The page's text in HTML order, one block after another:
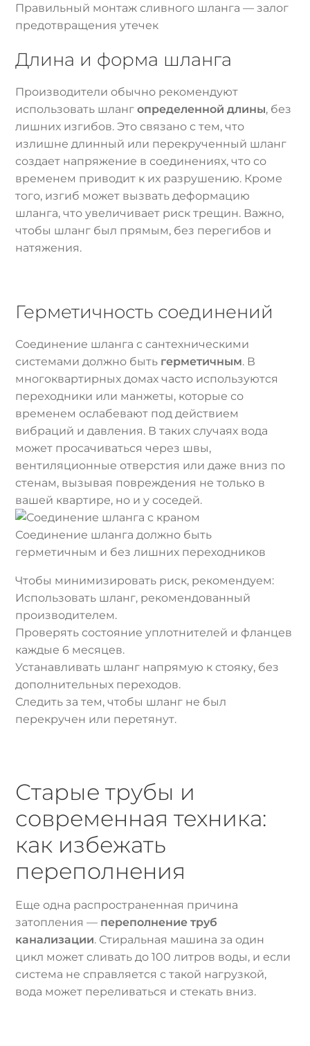
Правильный монтаж сливного шланга — залог
предотвращения утечек
Длина и форма шланга
Производители обычно рекомендуют
использовать шлангопределенной длины, без
лишних изгибов. Это связано с тем, что
излишне длинный или перекрученный шланг
создает напряжение в соединениях, что со
временем приводит к их разрушению. Кроме
того, изгиб может вызвать деформацию
шланга, что увеличивает риск трещин. Важно,
чтобы шланг был прямым, без перегибов и
натяжения.
Герметичность соединений
Соединение шланга с сантехническими
системами должно быть герметичным. В
многоквартирных домах часто используются
переходники или манжеты, которые со
временем ослабевают под действием
вибраций и давления. В таких случаях вода
может просачиваться через швы,
вентиляционные отверстия или даже вниз по
стенам, вызывая повреждения не только в
вашей квартире, но и у соседей.
Соединение шланга должно быть
герметичным и без лишних переходников
Чтобы минимизировать риск, рекомендуем:
Использовать шланг, рекомендованный
производителем.
Проверять состояние уплотнителей и фланцев
каждые 6 месяцев.
Устанавливать шланг напрямую к стояку, без
дополнительных переходов.
Следить за тем, чтобы шланг не был
перекручен или перетянут.
Старые трубы и
современная техника:
как избежать
переполнения
Еще одна распространенная причина
затопления — переполнение труб
канализации. Стиральная машина за один
цикл может сливать до 100 литров воды, и если
система не справляется с такой нагрузкой,
вода может переливаться и стекать вниз.